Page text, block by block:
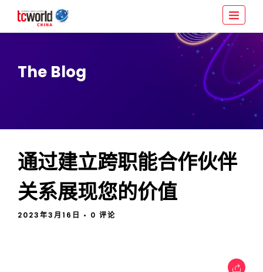
The Blog
通过建立跨职能合作伙伴
关系展现您的价值
2023年3月16日 • 0 评论